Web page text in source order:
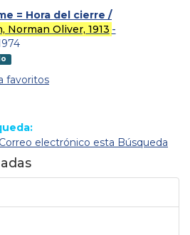
= Hora del cierre /
Norman Oliver, 1913 -
favoritos
electrónico esta Búsqueda